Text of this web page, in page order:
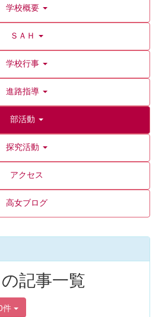
学校概要
ＳＡＨ
学校行事
進路指導
部活動
探究活動
アクセス
高女ブログ
記事一覧
件